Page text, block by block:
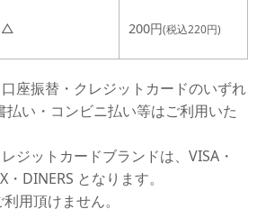
△ 200円(税込220円)
座振替・クレジットカードのいずれ
い・コンビニ払い等はご利用いた
ジットカードブランドは、VISA・
・DINERS となります。
用頂けません。